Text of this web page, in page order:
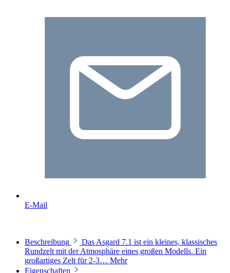
E-Mail
Beschreibung
Das Asgard 7.1 ist ein kleines, klassisches
Rundzelt mit der Atmosphäre eines großen Modells. Ein
großartiges Zelt für 2-3… Mehr
Eigenschaften